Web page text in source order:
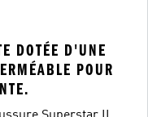
DOTÉE D'UNE
POUR